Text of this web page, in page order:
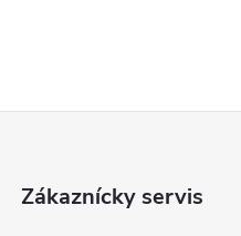
Zákaznícky servis